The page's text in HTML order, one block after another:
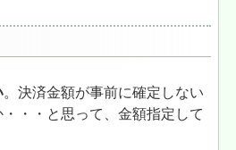
。決済金額が事前に確定しない
・・と思って、金額指定して